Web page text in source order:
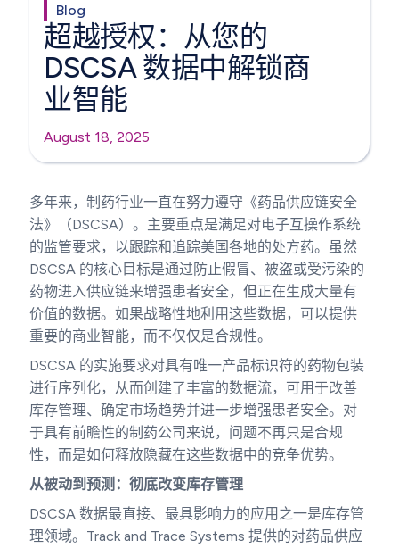
Blog
超越授权：从您的
DSCSA 数据中解锁商
业智能
August 18, 2025
多年来，制药行业一直在努力遵守《药品供应链安全
法》（DSCSA）。主要重点是满足对电子互操作系统
的监管要求，以跟踪和追踪美国各地的处方药。虽然
DSCSA 的核心目标是通过防止假冒、被盗或受污染的
药物进入供应链来增强患者安全，但正在生成大量有
价值的数据。如果战略性地利用这些数据，可以提供
重要的商业智能，而不仅仅是合规性。
DSCSA 的实施要求对具有唯一产品标识符的药物包装
进行序列化，从而创建了丰富的数据流，可用于改善
库存管理、确定市场趋势并进一步增强患者安全。对
于具有前瞻性的制药公司来说，问题不再只是合规
性，而是如何释放隐藏在这些数据中的竞争优势。
从被动到预测：彻底改变库存管理
DSCSA 数据最直接、最具影响力的应用之一是库存管
理领域。Track and Trace Systems 提供的对药品供应